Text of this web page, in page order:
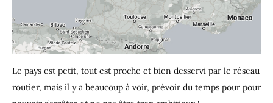
Le pays est petit, tout est proche et bien desservi par le réseau
routier, mais il y a beaucoup à voir, prévoir du temps pour pour